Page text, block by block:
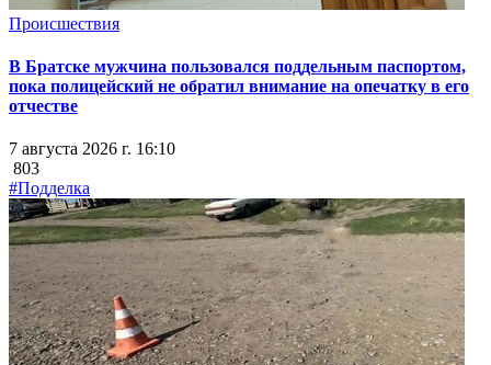
Происшествия
В Братске мужчина пользовался поддельным паспортом,
пока полицейский не обратил внимание на опечатку в его
отчестве
7 августа 2026 г. 16:10
803
#Подделка